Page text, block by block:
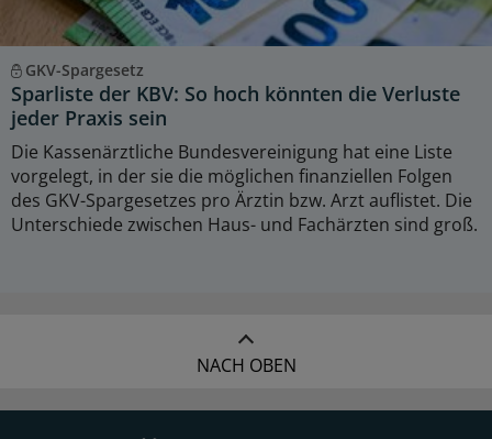
GKV-Spargesetz
Sparliste der KBV: So hoch könnten die Verluste
jeder Praxis sein
Die Kassenärztliche Bundesvereinigung hat eine Liste
vorgelegt, in der sie die möglichen finanziellen Folgen
des GKV-Spargesetzes pro Ärztin bzw. Arzt auflistet. Die
Unterschiede zwischen Haus- und Fachärzten sind groß.
NACH OBEN